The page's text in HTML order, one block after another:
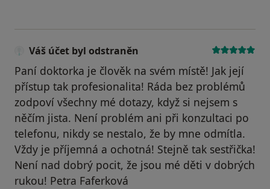
Váš účet byl odstraněn
Paní doktorka je člověk na svém místě! Jak její
přístup tak profesionalita! Ráda bez problémů
zodpoví všechny mé dotazy, když si nejsem s
něčím jista. Není problém ani při konzultaci po
telefonu, nikdy se nestalo, že by mne odmítla.
Vždy je příjemná a ochotná! Stejně tak sestřička!
Není nad dobrý pocit, že jsou mé děti v dobrých
rukou! Petra Faferková